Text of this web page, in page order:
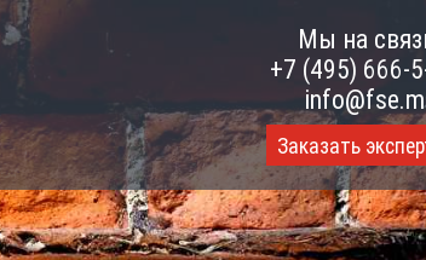
Мы на
+7 (495) 666-
Заказать